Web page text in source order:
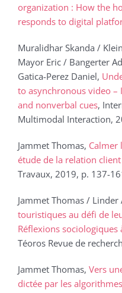
organization : How the
responds to digital
Muralidhar Skanda /
Mayor Eric / Bangerter
Gatica-Perez Daniel,
to asynchronous video
and nonverbal cues,
Multimodal Interaction,
Jammet Thomas, Calmer
étude de la relation
Travaux, 2019, p. 137-
Jammet Thomas / Linder
touristiques au défi de
Réflexions sociologiques
Téoros Revue de
Jammet Thomas, Vers
dictée par les